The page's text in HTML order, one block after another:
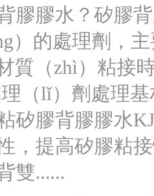
膠膠水？矽膠
）的處理劑，
材質（zhì）粘
理（lǐ）劑處理
矽膠背膠膠水
，提高矽膠粘
雙......